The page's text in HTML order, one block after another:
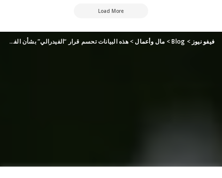
Load More
فيفو نيوز >
Blog
> مال وأعمال>هذه البيانات تحسم قرار “الفيدرالي” بشأن الفائدة في اجتماعه المقبل